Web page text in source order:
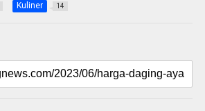
Kuliner 14